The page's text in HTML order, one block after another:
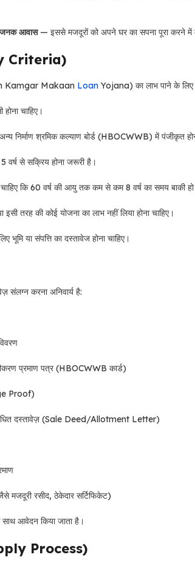
आवास— इससे मजदूरों को अपने घर का सपना पूरा करने में
Criteria)
Kamgar Makaan Loan Yojana) का लाभ पाने के
चाहिए।
निर्माण श्रमिक कल्याण बोर्ड (HBOCWWB) में पंजीकृत
वर्ष से सक्रिय होना जरूरी है।
कि 60 वर्ष की आयु तक कम से कम 8 वर्ष का समय बाकी
तरह की कोई योजना का लाभ नहीं लिया होना चाहिए।
भूमि या संपत्ति का दस्तावेज होना चाहिए।
संलग्न करना अनिवार्य है:
प्रमाण पत्र (HBOCWWB कार्ड)
Proof)
दस्तावेज़ (Sale Deed/Allotment Letter)
मजदूरी रसीद, ठेकेदार सर्टिफिकेट)
साथ आवेदन किया जाता है।
Process)